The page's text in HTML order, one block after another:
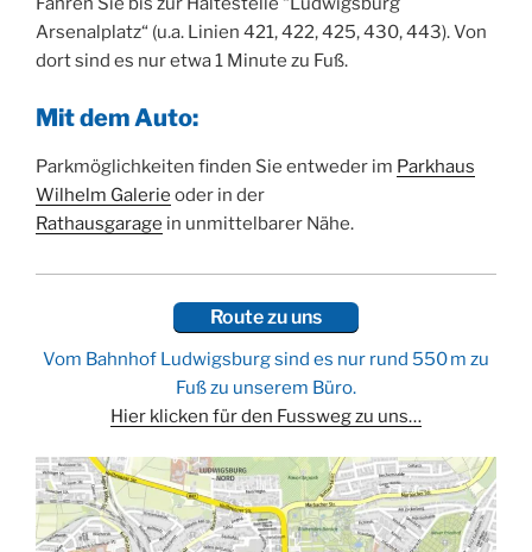
Arsenalplatz“ (u.a. Linien 421, 422, 425, 430, 443). Von
dort sind es nur etwa 1 Minute zu Fuß.
Mit dem Auto:
Parkmöglichkeiten finden Sie entweder im Parkhaus
Wilhelm Galerie oder in der
Rathausgarage in unmittelbarer Nähe.
Route zu uns
Vom Bahnhof Ludwigsburg sind es nur rund 550 m zu
Fuß zu unserem Büro.
Hier klicken für den Fussweg zu uns…